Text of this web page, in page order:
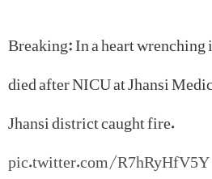
Breaking: In a heart
died after NICU at Jhansi
Jhansi district caught fire.
pic.twitter.com/R7hRyHfV5Y